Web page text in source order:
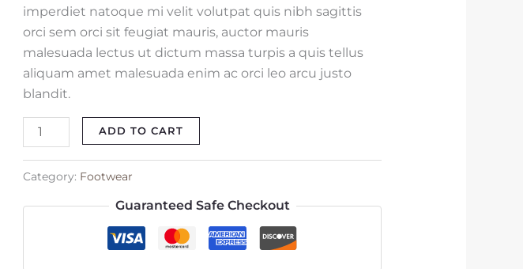
imperdiet natoque mi velit volutpat quis nibh sagittis
orci sem orci sit feugiat mauris, auctor mauris
malesuada lectus ut dictum massa turpis a quis tellus
aliquam amet malesuada enim ac orci leo arcu justo
blandit.
ADD TO CART
Category: Footwear
Guaranteed Safe Checkout